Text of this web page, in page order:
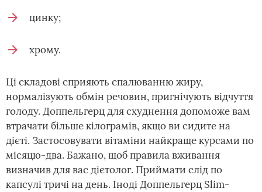
цинку;
хрому.
Ці складові сприяють спалюванню жиру,
нормалізують обмін речовин, пригнічують відчуття
голоду. Доппельгерц для схуднення допоможе вам
втрачати більше кілограмів, якщо ви сидите на
дієті. Застосовувати вітаміни найкраще курсами по
місяцю-два. Бажано, щоб правила вживання
визначив для вас дієтолог. Приймати слід по
капсулі тричі на день. Іноді Доппельгерц Slim-